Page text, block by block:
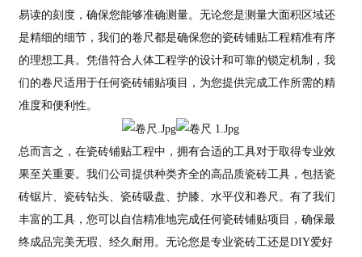
易读的刻度，确保您能够准确测量。无论您是测量大面积区域还
是精细的细节，我们的卷尺都是确保您的瓷砖铺贴工程精准有序
的理想工具。凭借符合人体工程学的设计和可靠的锁定机制，我
们的卷尺适用于任何瓷砖铺贴项目，为您提供完成工作所需的精
准度和便利性。
总而言之，在瓷砖铺贴工程中，拥有合适的工具对于取得专业效
果至关重要。我们公司提供种类齐全的高品质瓷砖工具，包括瓷
砖锯片、瓷砖钻头、瓷砖吸盘、护膝、水平仪和卷尺。有了我们
丰富的工具，您可以自信精准地完成任何瓷砖铺贴项目，确保最
终成品完美无瑕、经久耐用。无论您是专业瓷砖工还是DIY爱好